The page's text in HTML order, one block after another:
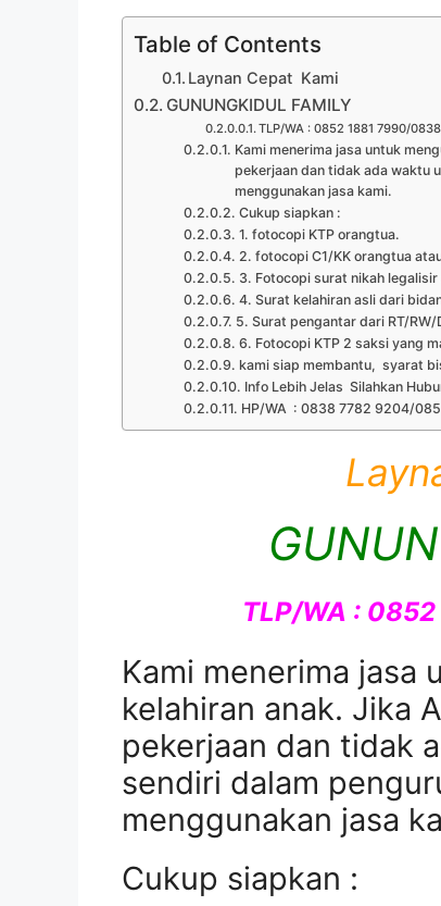
Table of Contents
Laynan Cepat Kami
GUNUNGKIDUL FAMILY
TLP/WA : 0852 1881 7990/
Kami menerima jasa untuk
pekerjaan dan tidak ada waktu
menggunakan jasa kami.
Cukup siapkan :
1. fotocopi KTP orangtua.
2. fotocopi C1/KK orangtua
3. Fotocopi surat nikah legalisir
4. Surat kelahiran asli dari
5. Surat pengantar dari RT/RW/
6. Fotocopi KTP 2 saksi yang
kami siap membantu, syarat
Info Lebih Jelas Silahkan
HP/WA : 0838 7782 9204/
TLP/WA :
Kami menerima jasa
kelahiran anak. Jika
pekerjaan dan tidak
sendiri dalam
menggunakan jasa
Cukup siapkan :